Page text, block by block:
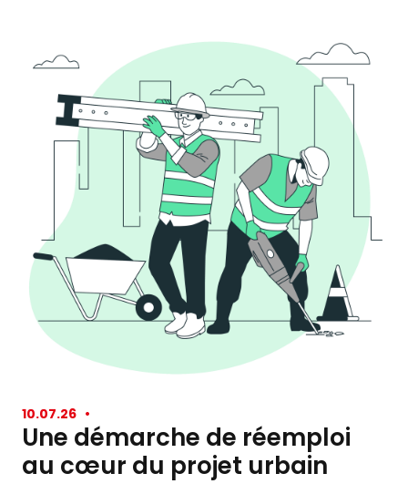
10.07.26 •
Une démarche de réemploi
au cœur du projet urbain